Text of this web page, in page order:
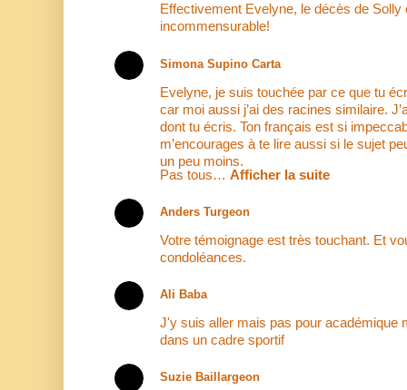
Effectivement Evelyne, le décès de Solly
incommensurable!
Simona Supino Carta
Evelyne, je suis touchée par ce que tu
car moi aussi j’ai des racines similaire.
dont tu écris. Ton français est si
m’encourages à te lire aussi si le sujet
un peu moins.
Pas tous… Afficher la suite
Anders Turgeon
Votre témoignage est très touchant. Et
condoléances.
Ali Baba
J'y suis aller mais pas pour académique
dans un cadre sportif
Suzie Baillargeon